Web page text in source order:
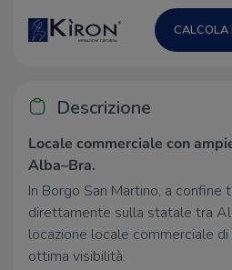
CALCOLA
Descrizione
Locale commerciale con
Alba–Bra.
In Borgo San Martino, a confine
direttamente sulla statale tra
locazione locale commerciale
ottima visibilità.